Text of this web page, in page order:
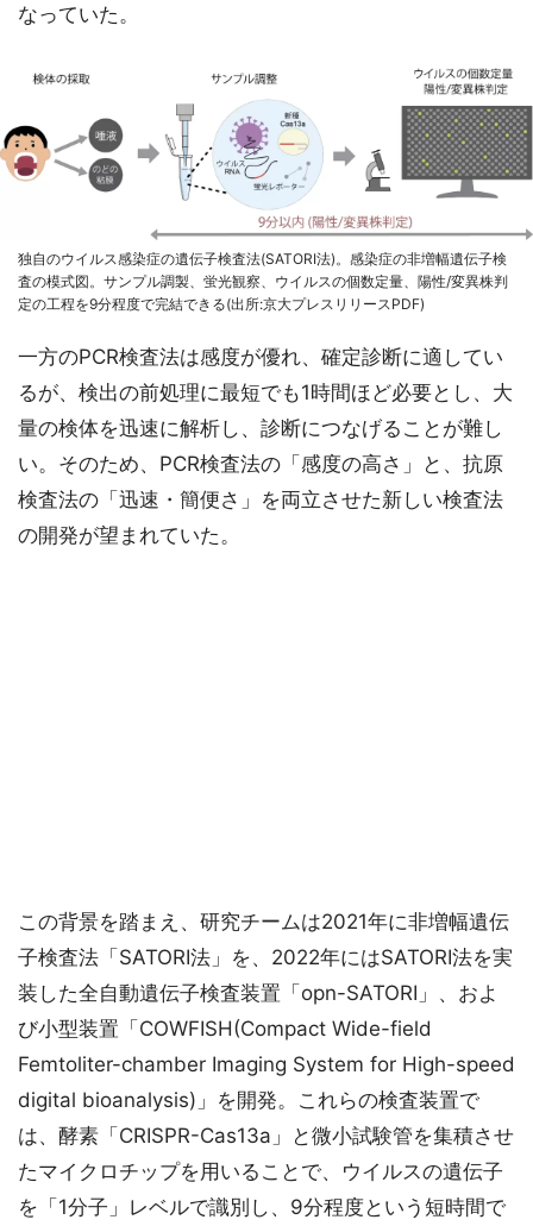
なっていた。
独自のウイルス感染症の遺伝子検査法(SATORI法)。感染症の非増幅遺伝子検
査の模式図。サンプル調製、蛍光観察、ウイルスの個数定量、陽性/変異株判
定の工程を9分程度で完結できる(出所:京大プレスリリースPDF)
一方のPCR検査法は感度が優れ、確定診断に適してい
るが、検出の前処理に最短でも1時間ほど必要とし、大
量の検体を迅速に解析し、診断につなげることが難し
い。そのため、PCR検査法の「感度の高さ」と、抗原
検査法の「迅速・簡便さ」を両立させた新しい検査法
の開発が望まれていた。
この背景を踏まえ、研究チームは2021年に非増幅遺伝
子検査法「SATORI法」を、2022年にはSATORI法を実
装した全自動遺伝子検査装置「opn-SATORI」、およ
び小型装置「COWFISH(Compact Wide-field
Femtoliter-chamber Imaging System for High-speed
digital bioanalysis)」を開発。これらの検査装置で
は、酵素「CRISPR-Cas13a」と微小試験管を集積させ
たマイクロチップを用いることで、ウイルスの遺伝子
を「1分子」レベルで識別し、9分程度という短時間で